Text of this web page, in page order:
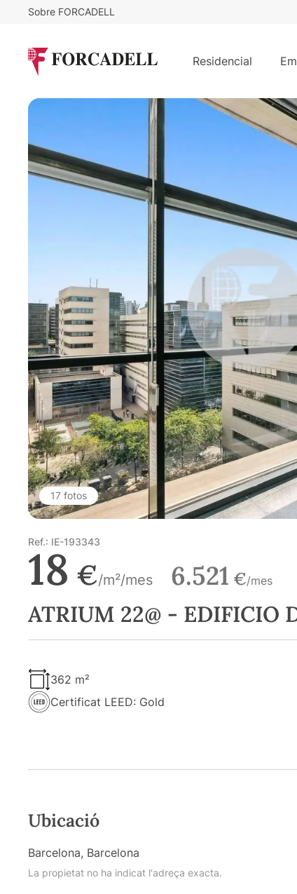
Sobre FORCADELL
Residencial
ATRIUM 22@ - EDIFICIO D
17 fotos
Ref.: IE-193343
18 €/m²/mes 6.521 €/mes
ATRIUM 22@ - EDIFICIO
362 m²
Certificat LEED: Gold
Ubicació
Barcelona, Barcelona
La propietat no ha indicat l'adreça exacta.